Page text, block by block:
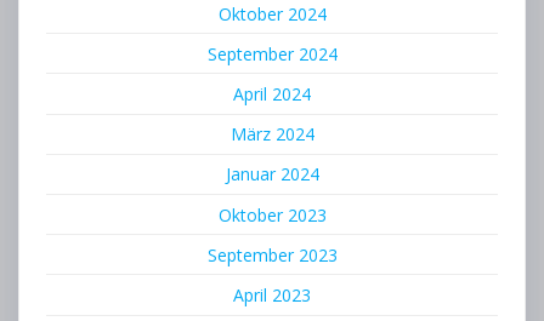
Oktober 2024
September 2024
April 2024
März 2024
Januar 2024
Oktober 2023
September 2023
April 2023